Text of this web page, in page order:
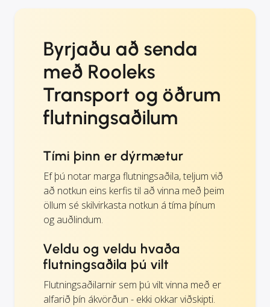
Byrjaðu að senda
með Rooleks
Transport og öðrum
flutningsaðilum
Tími þinn er dýrmætur
Ef þú notar marga flutningsaðila, teljum við
að notkun eins kerfis til að vinna með þeim
öllum sé skilvirkasta notkun á tíma þínum
og auðlindum.
Veldu og veldu hvaða
flutningsaðila þú vilt
Flutningsaðilarnir sem þú vilt vinna með er
alfarið þín ákvörðun - ekki okkar viðskipti.